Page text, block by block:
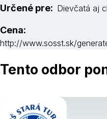
Určené pre: Dievčatá aj
Cena:
http://www.sosst.sk/
Tento odbor